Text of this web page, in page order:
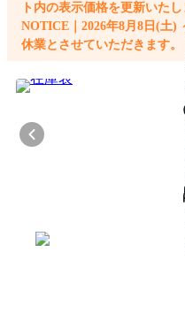
ト内の表示価格を更新いたし
NOTICE｜2026年8月8日(土)
休業とさせていただきます。